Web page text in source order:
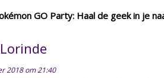
GO Party: Haal de geek in je
2018 om 21:40